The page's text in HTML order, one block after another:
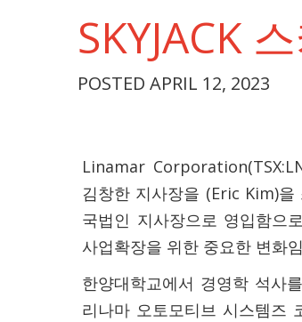
SKYJACK
POSTED APRIL 12, 2023
Linamar
김창한 지사장을 (Eric Kim)
국법인 지사장으로 영입함으
사업확장을 위한 중요한 변화
한양대학교에서 경영학 석사
리나마 오토모티브 시스템즈